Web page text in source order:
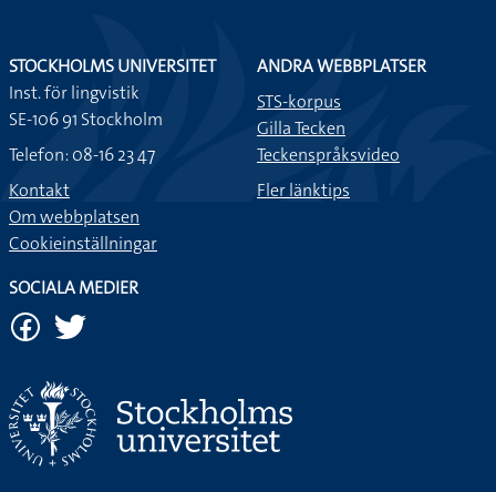
STOCKHOLMS UNIVERSITET
Inst. för lingvistik
SE-106 91 Stockholm
Telefon: 08-16 23 47
Kontakt
Om webbplatsen
Cookieinställningar
ANDRA WEBBPLATSER
STS-korpus
Gilla Tecken
Teckenspråksvideo
Fler länktips
SOCIALA MEDIER